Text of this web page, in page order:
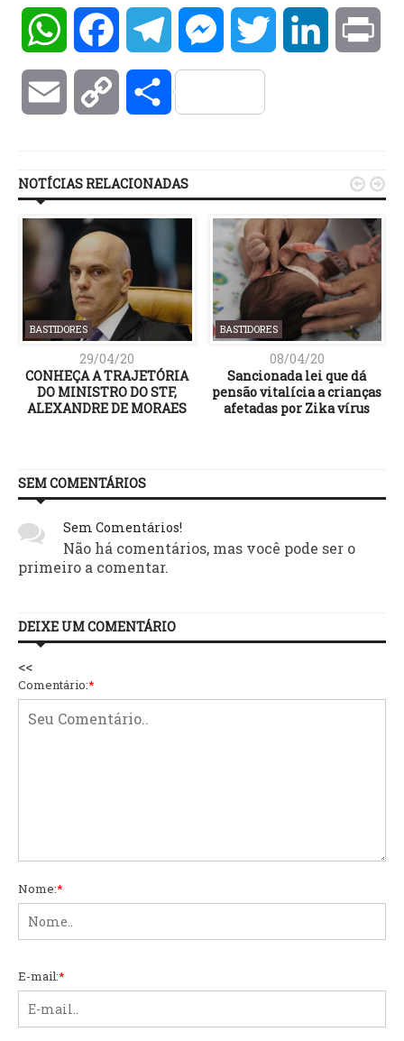
WhatsAppFacebookTelegramMessengerTwitter LinkedIn
Email Copy Compartilhar
NOTÍCIAS RELACIONADAS
BASTIDORES
29/04/20
CONHEÇA A TRAJETÓRIA
DO MINISTRO DO STF,
ALEXANDRE DE MORAES
BASTIDORES
08/04/20
Sancionada lei que dá
pensão vitalícia a crianças
afetadas por Zika vírus
 
SEM COMENTÁRIOS
Sem Comentários!
Não há comentários, mas você pode ser o
primeiro a comentar.
DEIXE UM COMENTÁRIO
<<
Comentário:*
Nome:*
E-mail:*